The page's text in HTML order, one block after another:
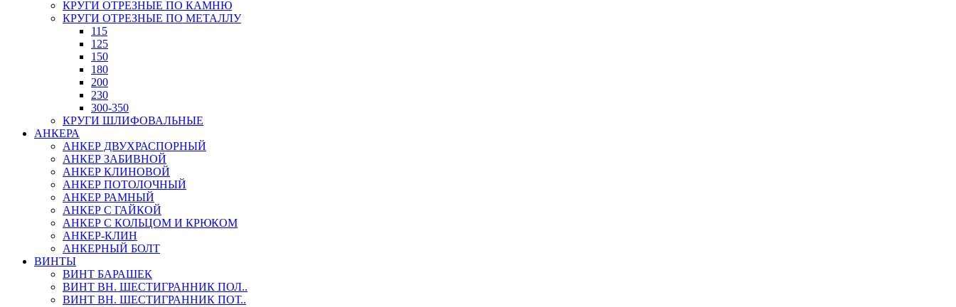
КРУГИ ОТРЕЗНЫЕ ПО КАМНЮ
КРУГИ ОТРЕЗНЫЕ ПО МЕТАЛЛУ
115
125
150
180
200
230
300-350
КРУГИ ШЛИФОВАЛЬНЫЕ
АНКЕРА
АНКЕР ДВУХРАСПОРНЫЙ
АНКЕР ЗАБИВНОЙ
АНКЕР КЛИНОВОЙ
АНКЕР ПОТОЛОЧНЫЙ
АНКЕР РАМНЫЙ
АНКЕР С ГАЙКОЙ
АНКЕР С КОЛЬЦОМ И КРЮКОМ
АНКЕР-КЛИН
АНКЕРНЫЙ БОЛТ
ВИНТЫ
ВИНТ БАРАШЕК
ВИНТ ВН. ШЕСТИГРАННИК ПОЛ..
ВИНТ ВН. ШЕСТИГРАННИК ПОТ..